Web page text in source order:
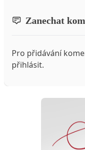
Zanechat
Pro přidávání
přihlásit.